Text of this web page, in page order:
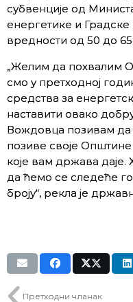
субвенције од
енергетике и
вредности од 50 до
„Желим да похвалим
смо у претходној
средства за
наставити овако
Вождовца позивам да
позиве своје
које вам држава
да ћемо се следеће
броју“, рекла је
Претходни чланак